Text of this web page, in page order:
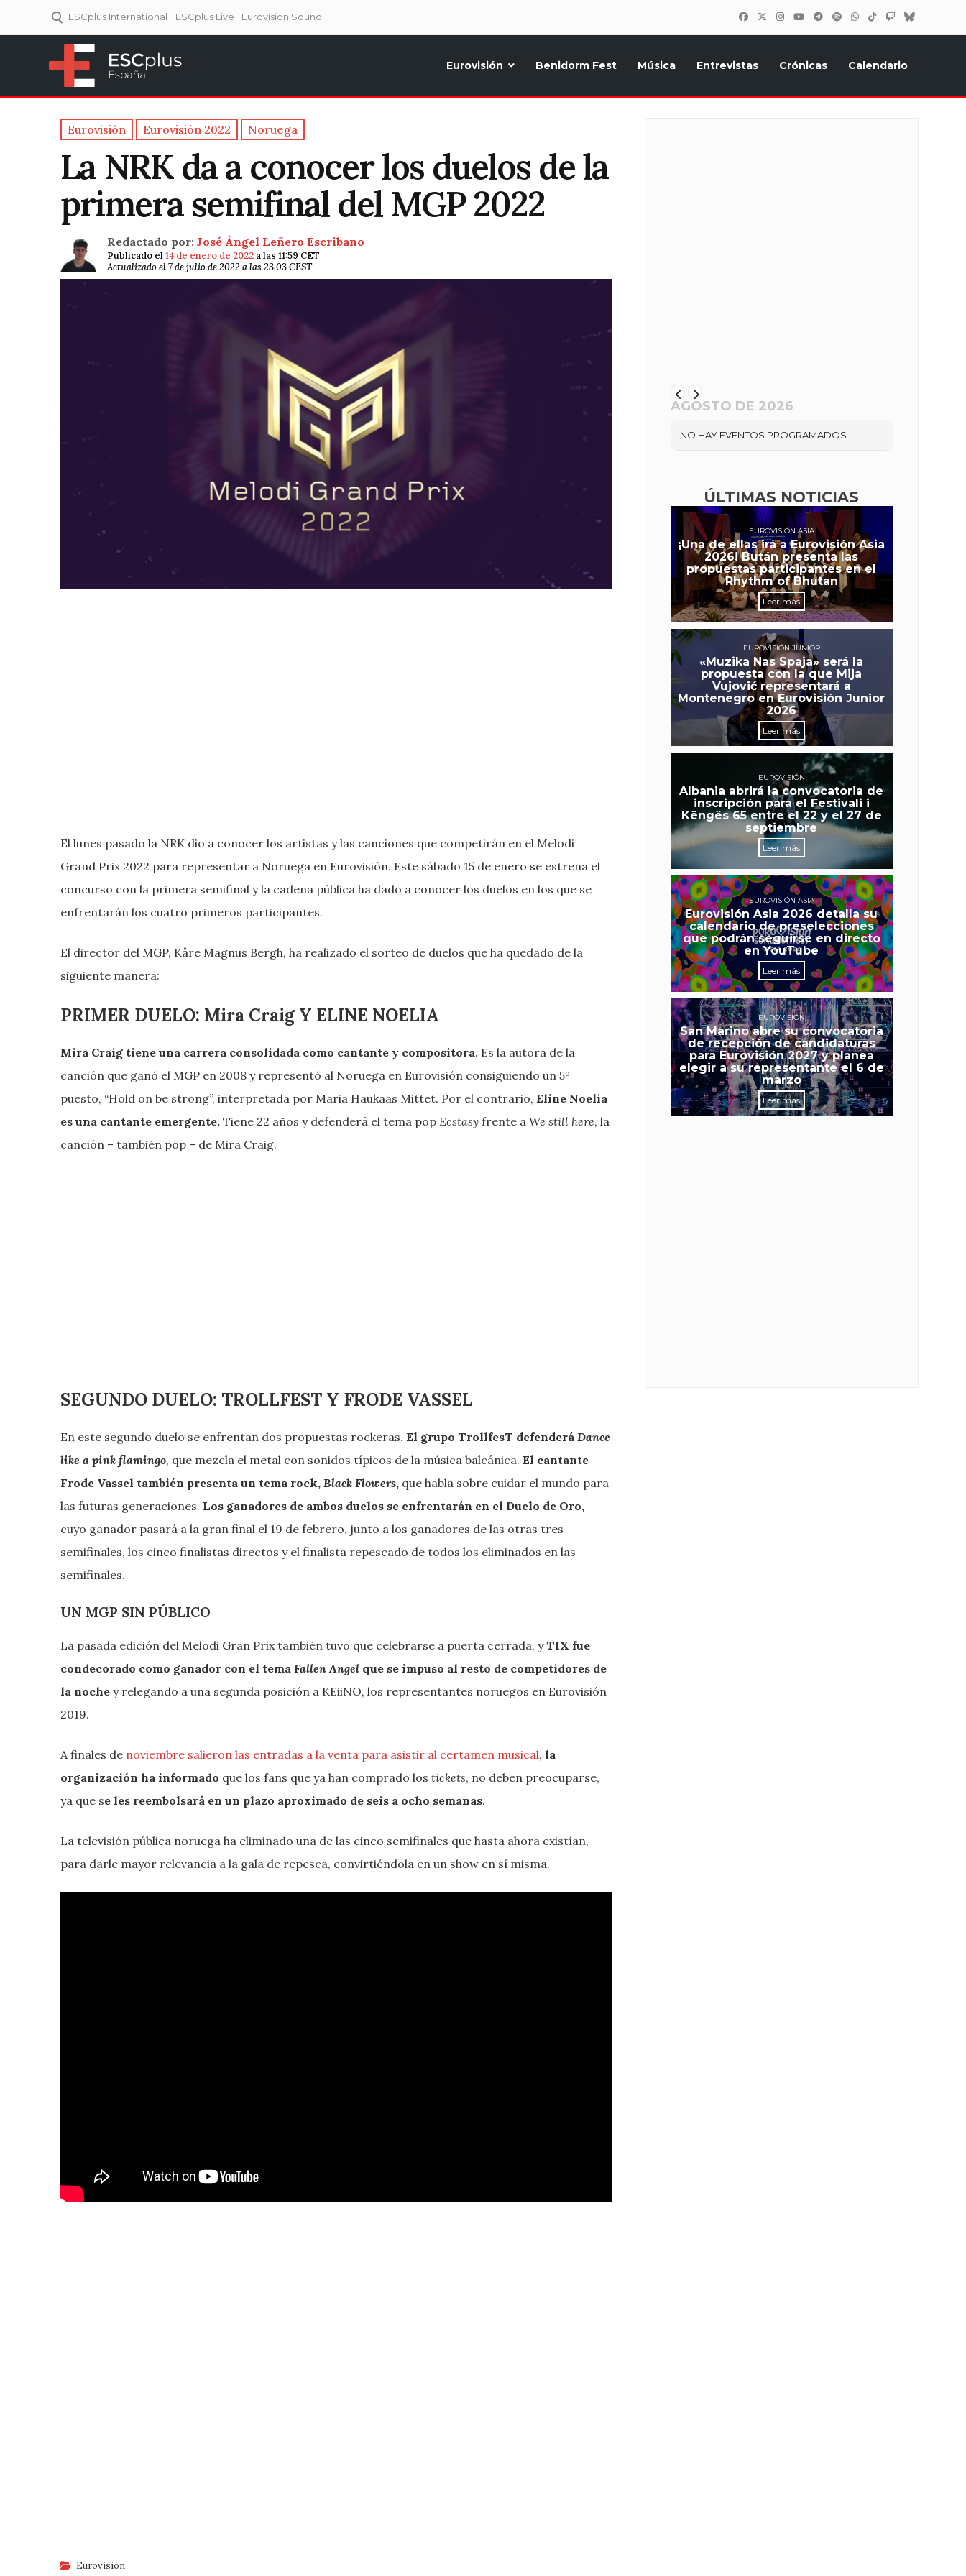
ESCplus International ESCplus Live Eurovision Sound
Eurovisión Benidorm Fest Música Entrevistas Crónicas Calendario
Eurovisión Eurovisión 2022 Noruega
La NRK da a conocer los duelos de la
primera semifinal del MGP 2022
Redactado por: José Ángel Leñero Escribano
Publicado el14 de enero de 2022 a las 11:59 CET
Actualizado el 7 de julio de 2022 a las 23:03 CEST
El lunes pasado la NRK dio a conocer los artistas y las canciones que competirán en el Melodi
Grand Prix 2022 para representar a Noruega en Eurovisión. Este sábado 15 de enero se estrena el
concurso con la primera semifinal y la cadena pública ha dado a conocer los duelos en los que se
enfrentarán los cuatro primeros participantes.
El director del MGP, Kåre Magnus Bergh, ha realizado el sorteo de duelos que ha quedado de la
siguiente manera:
PRIMER DUELO: Mira Craig Y ELINE NOELIA
Mira Craig tiene una carrera consolidada como cantante y compositora. Es la autora de la
canción que ganó el MGP en 2008 y representó al Noruega en Eurovisión consiguiendo un 5º
puesto, “Hold on be strong”, interpretada por Maria Haukaas Mittet. Por el contrario, Eline Noelia
es una cantante emergente. Tiene 22 años y defenderá el tema pop Ecstasy frente a We still here, la
canción – también pop – de Mira Craig.
SEGUNDO DUELO: TROLLFEST Y FRODE VASSEL
En este segundo duelo se enfrentan dos propuestas rockeras. El grupo TrollfesT defenderá Dance
like a pink flamingo, que mezcla el metal con sonidos típicos de la música balcánica. El cantante
Frode Vassel también presenta un tema rock, Black Flowers, que habla sobre cuidar el mundo para
las futuras generaciones. Los ganadores de ambos duelos se enfrentarán en el Duelo de Oro,
cuyo ganador pasará a la gran final el 19 de febrero, junto a los ganadores de las otras tres
semifinales, los cinco finalistas directos y el finalista repescado de todos los eliminados en las
semifinales.
UN MGP SIN PÚBLICO
La pasada edición del Melodi Gran Prix también tuvo que celebrarse a puerta cerrada, y TIX fue
condecorado como ganador con el tema Fallen Angel que se impuso al resto de competidores de
la noche y relegando a una segunda posición a KEiiNO, los representantes noruegos en Eurovisión
2019.
A finales de noviembre salieron las entradas a la venta para asistir al certamen musical, la
organización ha informado que los fans que ya han comprado los tickets, no deben preocuparse,
ya que se les reembolsará en un plazo aproximado de seis a ocho semanas.
La televisión pública noruega ha eliminado una de las cinco semifinales que hasta ahora existían,
para darle mayor relevancia a la gala de repesca, convirtiéndola en un show en sí misma.
Eurovisión
AGOSTO DE 2026
NO HAY EVENTOS PROGRAMADOS
ÚLTIMAS NOTICIAS
EUROVISIÓN ASIA
¡Una de ellas irá a Eurovisión Asia
2026! Bután presenta las
propuestas participantes en el
Rhythm of Bhutan
Leer más
EUROVISIÓN JUNIOR
«Muzika Nas Spaja» será la
propuesta con la que Mija
Vujović representará a
Montenegro en Eurovisión Junior
2026
Leer más
EUROVISIÓN
Albania abrirá la convocatoria de
inscripción para el Festivali i
Këngës 65 entre el 22 y el 27 de
septiembre
Leer más
EUROVISIÓN ASIA
Eurovisión Asia 2026 detalla su
calendario de preselecciones
que podrán seguirse en directo
en YouTube
Leer más
EUROVISIÓN
San Marino abre su convocatoria
de recepción de candidaturas
para Eurovisión 2027 y planea
elegir a su representante el 6 de
marzo
Leer más